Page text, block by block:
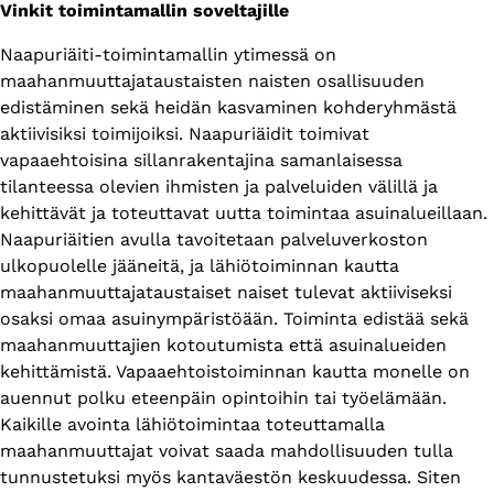
Vinkit toimintamallin soveltajille
Naapuriäiti-toimintamallin ytimessä on
maahanmuuttajataustaisten naisten osallisuuden
edistäminen sekä heidän kasvaminen kohderyhmästä
aktiivisiksi toimijoiksi. Naapuriäidit toimivat
vapaaehtoisina sillanrakentajina samanlaisessa
tilanteessa olevien ihmisten ja palveluiden välillä ja
kehittävät ja toteuttavat uutta toimintaa asuinalueillaan.
Naapuriäitien avulla tavoitetaan palveluverkoston
ulkopuolelle jääneitä, ja lähiötoiminnan kautta
maahanmuuttajataustaiset naiset tulevat aktiiviseksi
osaksi omaa asuinympäristöään. Toiminta edistää sekä
maahanmuuttajien kotoutumista että asuinalueiden
kehittämistä. Vapaaehtoistoiminnan kautta monelle on
auennut polku eteenpäin opintoihin tai työelämään.
Kaikille avointa lähiötoimintaa toteuttamalla
maahanmuuttajat voivat saada mahdollisuuden tulla
tunnustetuksi myös kantaväestön keskuudessa. Siten